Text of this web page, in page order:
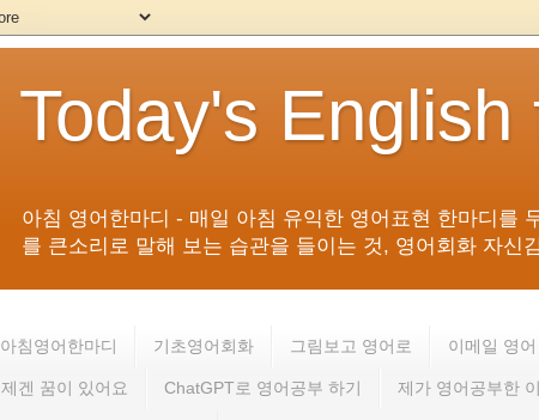
Today's English
아침 영어한마디 - 매일 아침 유익한 영어표현 한마디를
를 큰소리로 말해 보는 습관을 들이는 것, 영어회화 자신
아침영어한마디 기초영어회화 그림보고 영어로 이메일 영어
제겐 꿈이 있어요 ChatGPT로 영어공부 하기 제가 영어공부한